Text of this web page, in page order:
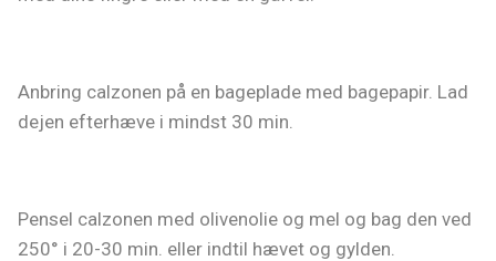
Anbring calzonen på en bageplade med bagepapir. Lad
dejen efterhæve i mindst 30 min.
Pensel calzonen med olivenolie og mel og bag den ved
250° i 20-30 min. eller indtil hævet og gylden.